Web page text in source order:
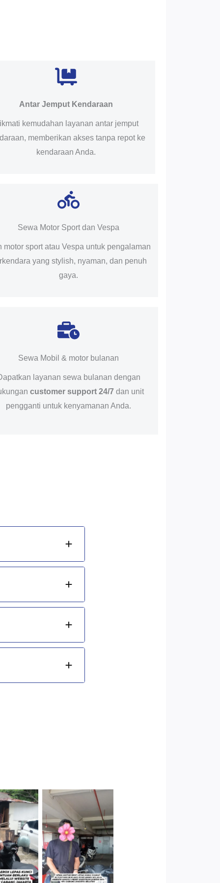
Antar Jemput Kendaraan
kemudahan layanan antar jemput
memberikan akses tanpa repot ke
kendaraan Anda.
Sewa Motor Sport dan Vespa
motor sport atau Vespa untuk pengalaman
yang stylish, nyaman, dan penuh
gaya.
Sewa Mobil & motor bulanan
layanan sewa bulanan dengan
customer support 24/7 dan unit
pengganti untuk kenyamanan Anda.
Jakarta
Cityplaza
Jatinegara
Gedung Parkir
P6A